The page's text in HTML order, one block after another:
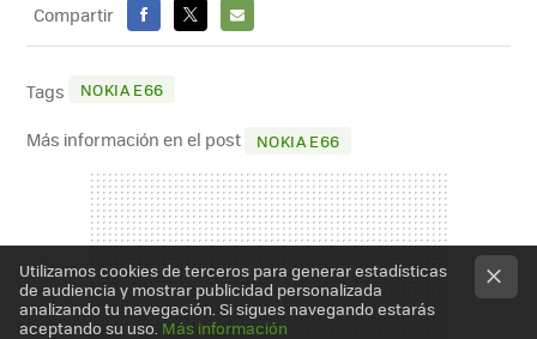
Compartir
FACEBOOK
X
E-
Tags NOKIA E66
Más información en el post NOKIA E66
Utilizamos cookies de terceros para generar estadísticas
de audiencia y mostrar publicidad personalizada
analizando tu navegación. Si sigues navegando estarás
aceptando su uso. Más información